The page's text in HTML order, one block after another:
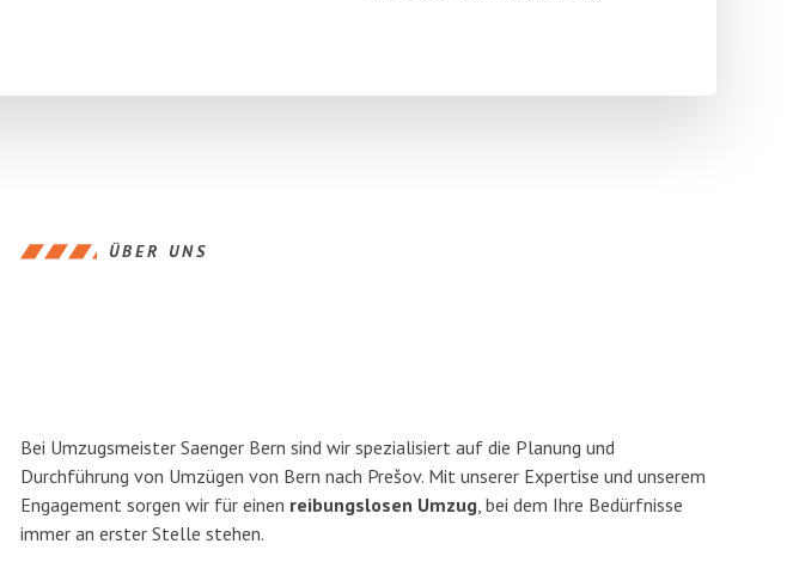
ÜBER UNS
Bei Umzugsmeister Saenger Bern sind wir spezialisiert auf die Planung und
Durchführung von Umzügen von Bern nach Prešov. Mit unserer Expertise und unserem
Engagement sorgen wir für einen reibungslosen Umzug, bei dem Ihre Bedürfnisse
immer an erster Stelle stehen.